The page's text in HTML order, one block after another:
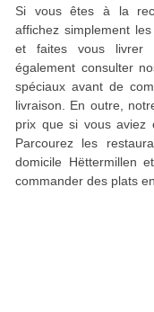
Si vous êtes à la
affichez simplement
et faites vous livrer
également consulter
spéciaux avant de
livraison. En outre,
prix que si vous aviez
Parcourez les
domicile Hëttermillen
commander des plats